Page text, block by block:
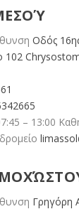
Οδός
102
– 13:00
Γρηγόρη